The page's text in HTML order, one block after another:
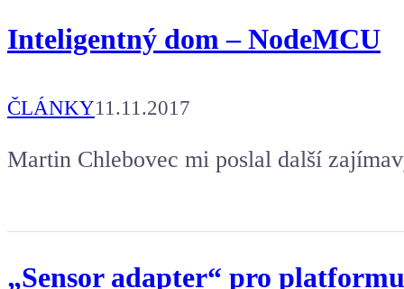
Kafe pro Chiptrona
Aby mohl napsat další článek.
Inteligentný dom – NodeMCU
ČLÁNKY11.11.2017
Martin Chlebovec mi poslal další
„Sensor adapter“ pro